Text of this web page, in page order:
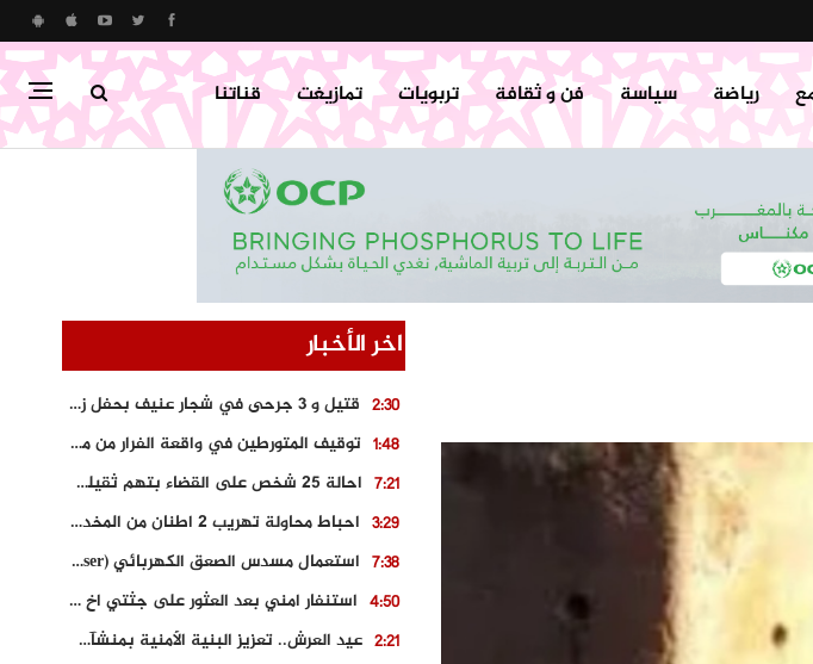
رياضة سياسة فن و ثقافة تربويات تمازيغت قناتنا
اخر الأخبار
2:30
قتيل و 3 جرحى في شجار عنيف بحفل زفاف بسوق اليبت
1:48
توقيف المتورطين في واقعة الفرار من محطة وقود و حجز السيارة
7:21
احالة 25 شخص على القضاء بتهم ثقيلة على خلفية احداث المناطق الشمالية
3:29
احباط محاولة تهريب 2 اطنان من المخدرات بتارودانت
7:38
استعمال مسدس الصعق الكهربائي (Taser) من اجل تحرير شابة محتجزة
4:50
استنفار امني بعد العثور على جثتي اخ و ابن صاحب مطعم اسماك مشهور بطنجة
2:21
عيد العرش.. تعزيز البنية الأمنية بمنشآت و مصالح جديدة بكل من الحسيمة – فاس و الناظور